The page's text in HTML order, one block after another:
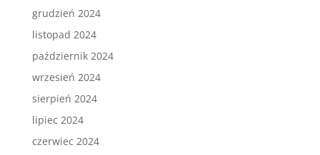
grudzień 2024
listopad 2024
październik 2024
wrzesień 2024
sierpień 2024
lipiec 2024
czerwiec 2024